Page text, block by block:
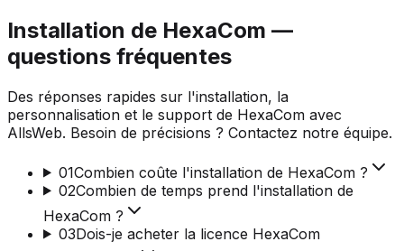
Installation de HexaCom —
questions fréquentes
Des réponses rapides sur l'installation, la
personnalisation et le support de HexaCom avec
AllsWeb. Besoin de précisions ? Contactez notre équipe.
01Combien coûte l'installation de HexaCom ?
02Combien de temps prend l'installation de
HexaCom ?
03Dois-je acheter la licence HexaCom